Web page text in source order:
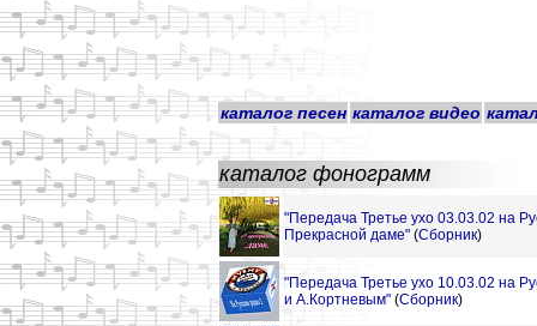
каталог песен каталог видео
каталог фонограмм
"Передача Третье ухо 03.03.02 на
Прекрасной даме" (Сборник)
"Передача Третье ухо 10.03.02 на
и А.Кортневым" (Сборник)